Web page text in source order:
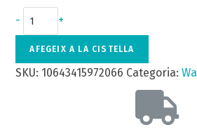
- +
AFEGEIX A LA CISTELLA
SKU: 10643415972066 Categoria: